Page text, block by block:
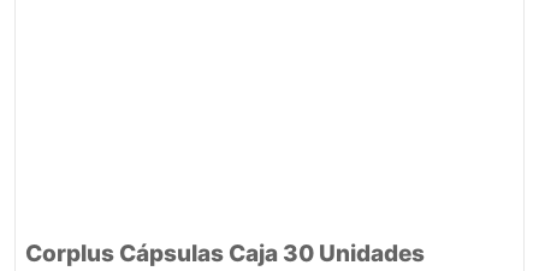
Corplus Cápsulas Caja 30 Unidades